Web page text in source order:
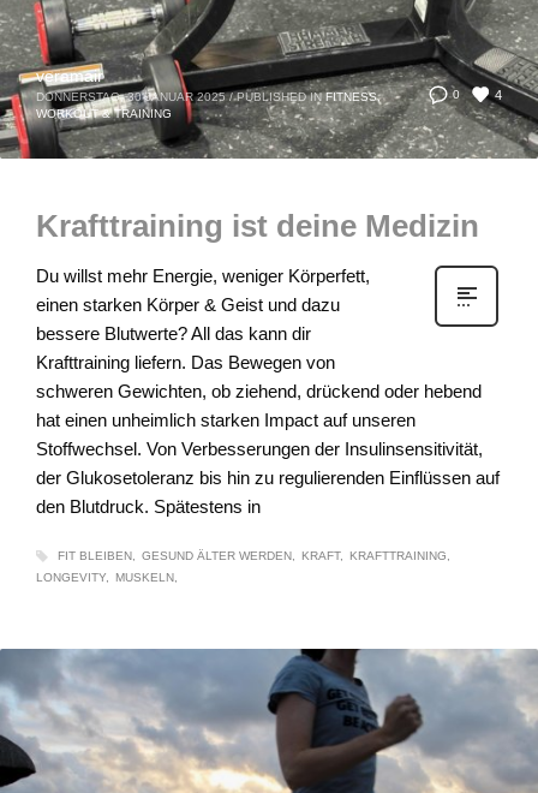
0 4
veramair
DONNERSTAG, 30 JANUAR 2025 / PUBLISHED IN FITNESS,
WORKOUT & TRAINING
Krafttraining ist deine Medizin
Du willst mehr Energie, weniger Körperfett,
einen starken Körper & Geist und dazu
bessere Blutwerte? All das kann dir
Krafttraining liefern. Das Bewegen von
schweren Gewichten, ob ziehend, drückend oder hebend
hat einen unheimlich starken Impact auf unseren
Stoffwechsel. Von Verbesserungen der Insulinsensitivität,
der Glukosetoleranz bis hin zu regulierenden Einflüssen auf
den Blutdruck. Spätestens in
FIT BLEIBEN GESUND ÄLTER WERDEN KRAFT
KRAFTTRAINING
LONGEVITY
MUSKELN